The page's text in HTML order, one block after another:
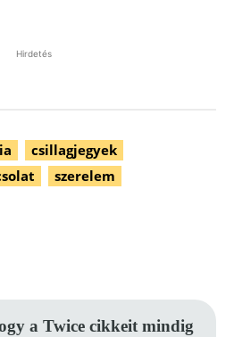
Hirdetés
csillagjegyek
szerelem
a Twice cikkeit mindig